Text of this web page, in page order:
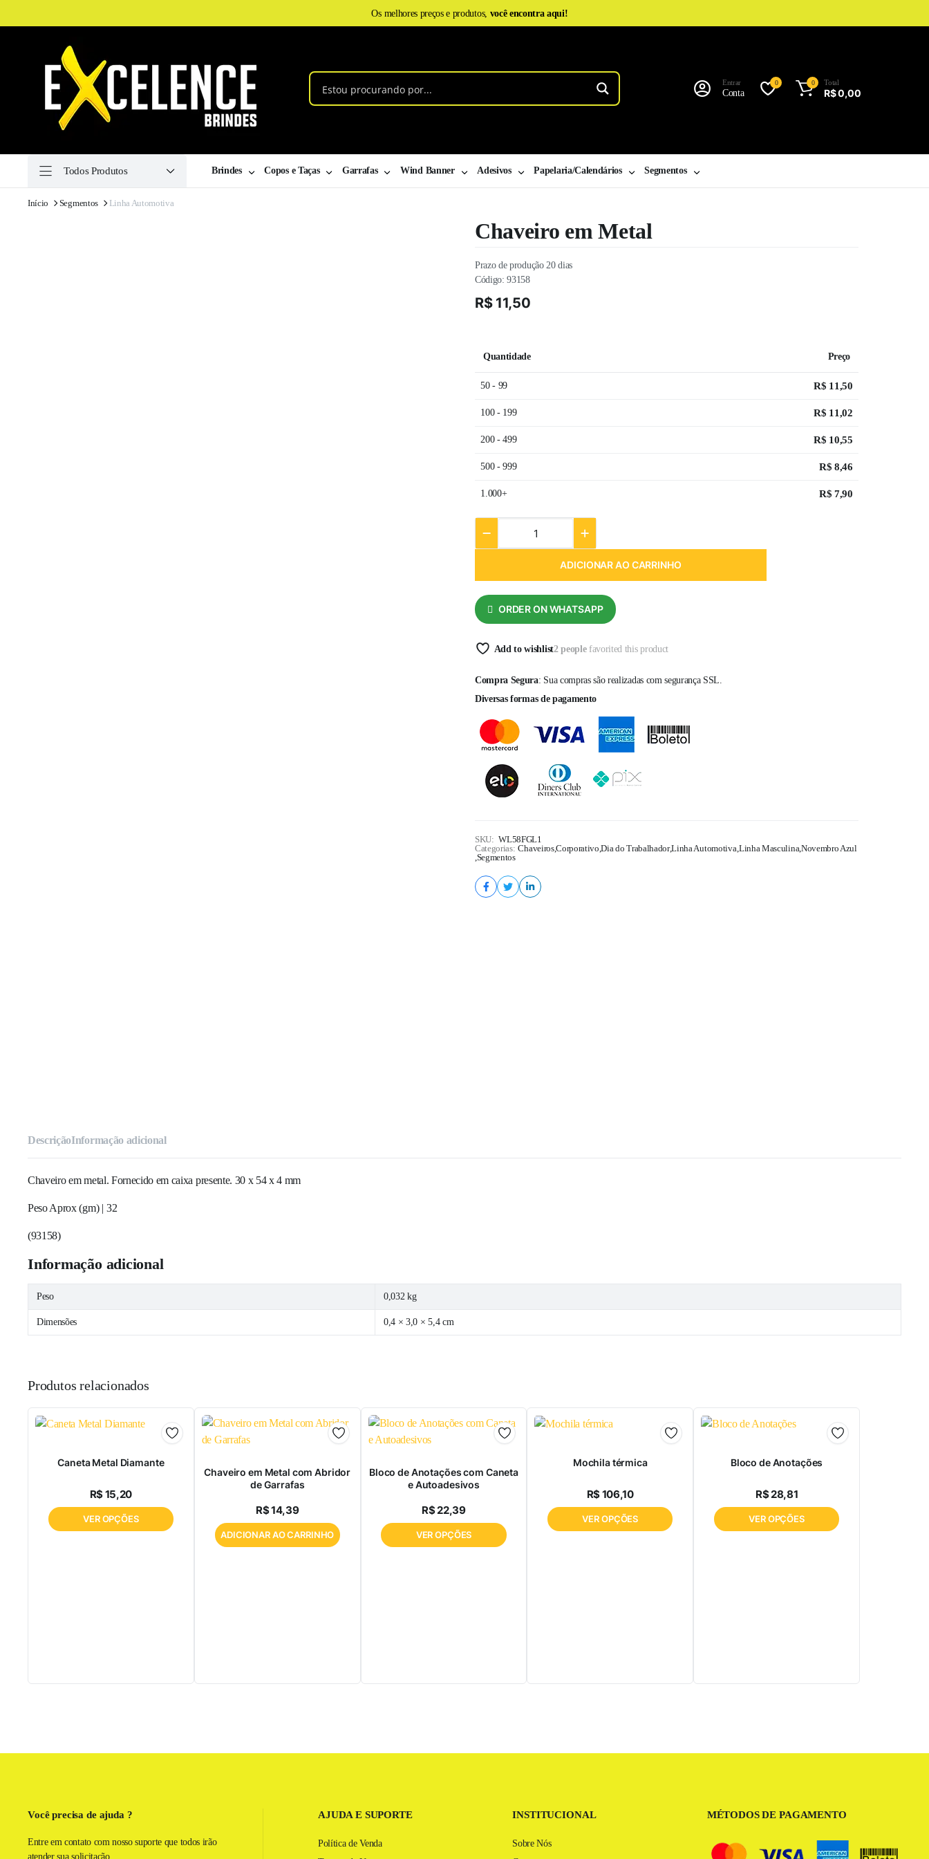
Os melhores preços e produtos, você encontra aqui!
Entrar
Conta
0 0 Total
R$0,00
Todos Produtos Brindes Copos e Taças Garrafas Wind Banner Adesivos Papelaria/Calendários Segmentos
Início Segmentos Linha Automotiva
Chaveiro em Metal
Prazo de produção 20 dias
Código:93158
R$11,50
Quantidade Preço
50 - 99 R$ 11,50
100 - 199 R$ 11,02
200 - 499 R$ 10,55
500 - 999 R$ 8,46
1.000+ R$ 7,90
ADICIONAR AO CARRINHO
ORDER ON WHATSAPP
Add to wishlist2 peoplefavorited this product
Compra Segura: Sua compras são realizadas com segurança SSL.
Diversas formas de pagamento
SKU: WL58FGL1
Categorias: Chaveiros,Corporativo,Dia do Trabalhador,Linha Automotiva,Linha Masculina,Novembro Azul
,Segmentos
DescriçãoInformação adicional
Chaveiro em metal. Fornecido em caixa presente. 30 x 54 x 4 mm
Peso Aprox (gm) |32
(93158)
Informação adicional
Peso 0,032 kg
Dimensões 0,4 × 3,0 × 5,4 cm
Produtos relacionados
Caneta Metal Diamante
R$15,20
VER OPÇÕES
Chaveiro em Metal com Abridor
de Garrafas
R$14,39
ADICIONAR AO CARRINHO
Bloco de Anotações com Caneta
e Autoadesivos
R$22,39
VER OPÇÕES
Mochila térmica
R$106,10
VER OPÇÕES
Bloco de Anotações
R$28,81
VER OPÇÕES
Você precisa de ajuda ?
Entre em contato com nosso suporte que todos irão
atender sua solicitação.
AJUDA E SUPORTE
Política de Venda
INSTITUCIONAL
Sobre Nós
MÉTODOS DE PAGAMENTO